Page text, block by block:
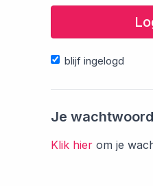
blijf ingelogd
Je
Klik hier om je